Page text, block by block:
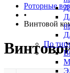
По
Роторные
•
Винтовой